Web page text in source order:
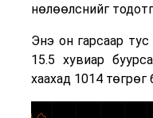
нөлөөлснийг
Энэ он гарсаар
15.5 хувиар
хаахад 1014 төгрөг